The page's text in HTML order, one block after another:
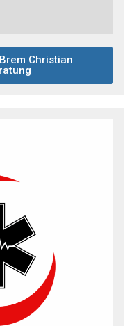
Christian